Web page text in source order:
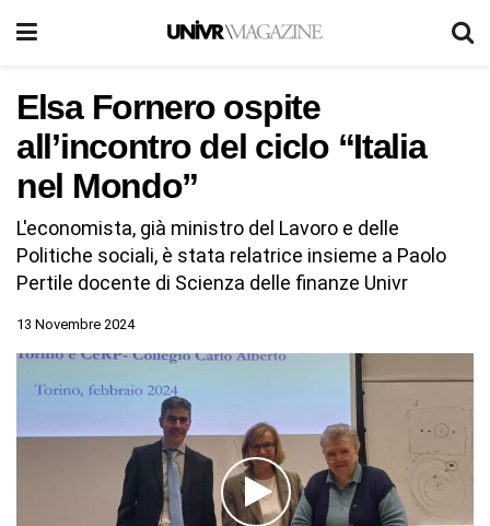
Elsa Fornero ospite
all’incontro del ciclo “Italia
nel Mondo”
L'economista, già ministro del Lavoro e delle
Politiche sociali, è stata relatrice insieme a Paolo
Pertile docente di Scienza delle finanze Univr
13 Novembre 2024